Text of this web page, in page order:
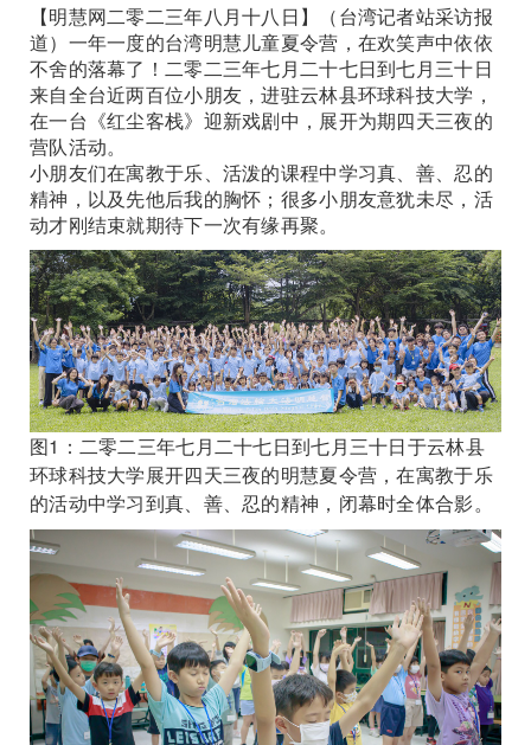
【明慧网二零二三年八月十八日】（台湾记者站采访报
道）一年一度的台湾明慧儿童夏令营，在欢笑声中依依
不舍的落幕了！二零二三年七月二十七日到七月三十日
来自全台近两百位小朋友，进驻云林县环球科技大学，
在一台《红尘客栈》迎新戏剧中，展开为期四天三夜的
营队活动。
小朋友们在寓教于乐、活泼的课程中学习真、善、忍的
精神，以及先他后我的胸怀；很多小朋友意犹未尽，活
动才刚结束就期待下一次有缘再聚。
图1：二零二三年七月二十七日到七月三十日于云林县
环球科技大学展开四天三夜的明慧夏令营，在寓教于乐
的活动中学习到真、善、忍的精神，闭幕时全体合影。